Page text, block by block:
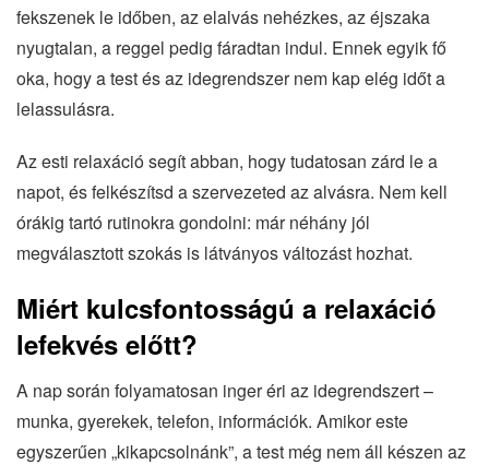
fekszenek le időben, az elalvás nehézkes, az éjszaka
nyugtalan, a reggel pedig fáradtan indul. Ennek egyik fő
oka, hogy a test és az idegrendszer nem kap elég időt a
lelassulásra.
Az esti relaxáció segít abban, hogy tudatosan zárd le a
napot, és felkészítsd a szervezeted az alvásra. Nem kell
órákig tartó rutinokra gondolni: már néhány jól
megválasztott szokás is látványos változást hozhat.
Miért kulcsfontosságú a relaxáció
lefekvés előtt?
A nap során folyamatosan inger éri az idegrendszert –
munka, gyerekek, telefon, információk. Amikor este
egyszerűen „kikapcsolnánk”, a test még nem áll készen az